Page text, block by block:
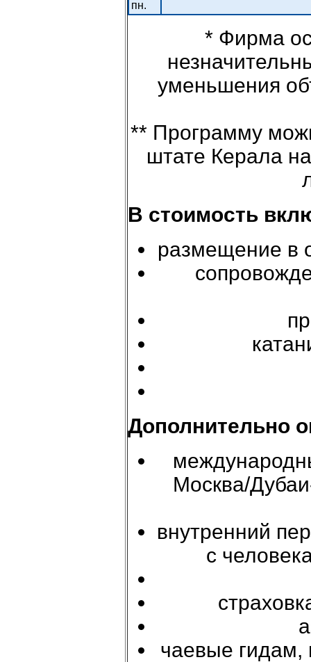
пн.
* Фирма
уменьшения
** Программу
штате Керала
В стоимость
размещение в
Дополнительно
Москва/
внутренний
с
чаевые гидам,